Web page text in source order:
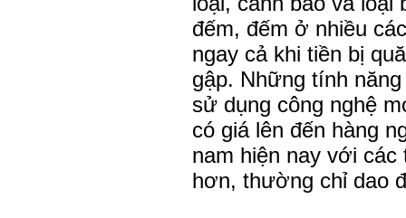
đếm, đếm ở nhiều
ngay cả khi tiền bị
gập. Những tính
sử dụng công nghệ
có giá lên đến hàng
nam hiện nay với
hơn, thường chỉ dao